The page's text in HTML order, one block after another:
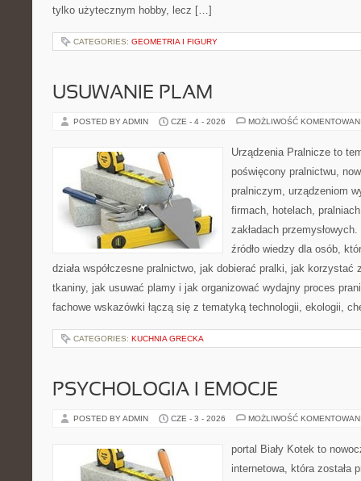
tylko użytecznym hobby, lecz […]
CATEGORIES: GEOMETRIA I FIGURY
USUWANIE PLAM
POSTED BY ADMIN CZE - 4 - 2026 MOŻLIWOŚĆ
Urządzenia Pralnicze to
poświęcony pralnictwu,
pralniczym, urządzeniom
firmach, hotelach,
zakładach
źródło wiedzy dla osób,
działa współczesne pralnictwo, jak dobierać pralki, jak korzystać
tkaniny, jak usuwać plamy i jak organizować wydajny proces
fachowe wskazówki łączą się z tematyką technologii, ekologii,
CATEGORIES: KUCHNIA GRECKA
PSYCHOLOGIA I EMOCJE
POSTED BY ADMIN CZE - 3 - 2026 MOŻLIWOŚĆ
portal Biały Kotek to
internetowa, która została